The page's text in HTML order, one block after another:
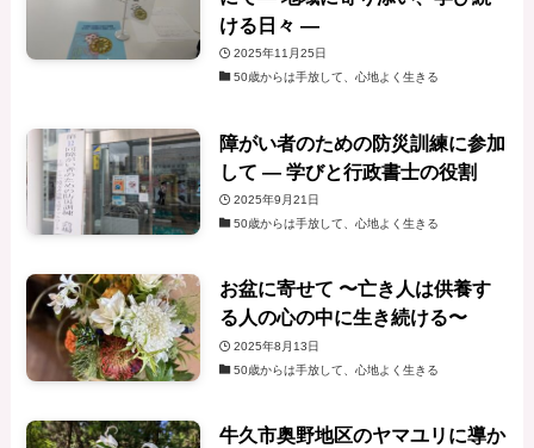
ける日々 —
2025年11月25日
50歳からは手放して、心地よく生きる
障がい者のための防災訓練に参加
して — 学びと行政書士の役割
2025年9月21日
50歳からは手放して、心地よく生きる
お盆に寄せて 〜亡き人は供養す
る人の心の中に生き続ける〜
2025年8月13日
50歳からは手放して、心地よく生きる
牛久市奥野地区のヤマユリに導か